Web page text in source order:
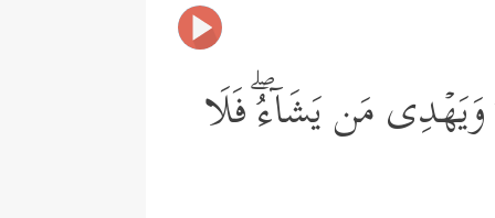
وَیَهۡدِی مَن یَشَاۤءُۖ فَلَا